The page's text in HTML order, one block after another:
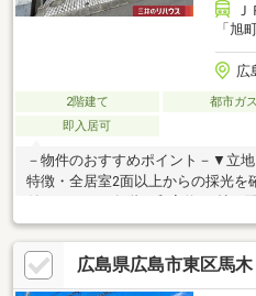
「旭
広
2階建て 都市ガス
即入居可
－物件のおすすめポイント－▼立
特徴・全居室2面以上からの採光を
各所に窓があり、こまめな自然換
帰宅時の手洗いがスムーズ・室内
(残金精算後)▼設備・床下収納・温
ショク旭店 徒歩10分(約780m)※以
広島県広島市東区馬